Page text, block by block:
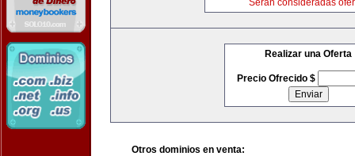
Serán consideradas
Realizar una Oferta
Precio Ofrecido $
Otros dominios en venta: